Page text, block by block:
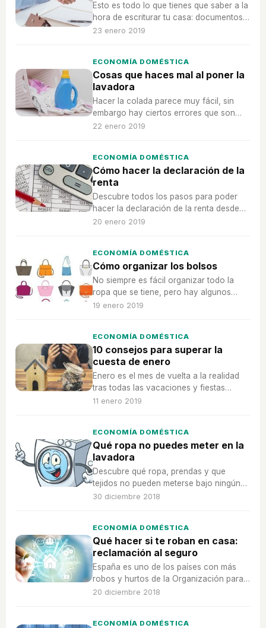
Esto es todo lo que tienes que saber a la
hora de escriturar tu casa: documentos,
firmas y precios.
23 enero 2019
ECONOMÍA DOMÉSTICA
Cosas que haces mal al poner la
lavadora
Hacer la colada parece muy fácil, sin
embargo hay ciertos errores que son
muy comunes y que pueden hacer que la
detergente o agua.
22 enero 2019
ECONOMÍA DOMÉSTICA
Cómo hacer la declaración de la
renta
Descubre todos los pasos para poder
hacer la declaración de la renta desde
casa sin ninguna ayuda.
20 enero 2019
ECONOMÍA DOMÉSTICA
Cómo organizar los bolsos
No siempre es fácil organizar todo la
ropa que se tiene, pero hay algunos
consejos que se pueden tener en cuenta
19 enero 2019
ECONOMÍA DOMÉSTICA
10 consejos para superar la
cuesta de enero
Enero es el mes de vuelta a la realidad
tras todas las vacaciones y fiestas
navideñas, por ello debes enfrentarte a
11 enero 2019
ECONOMÍA DOMÉSTICA
Qué ropa no puedes meter en la
lavadora
Descubre qué ropa, prendas y que
tejidos no pueden meterse bajo ningún
concepto a lavar en una lavadora.
30 diciembre 2018
ECONOMÍA DOMÉSTICA
Qué hacer si te roban en casa:
reclamación al seguro
España es uno de los países con más
robos y hurtos de la Organización para
la Cooperación y el Desarrollos
20 diciembre 2018
ECONOMÍA DOMÉSTICA